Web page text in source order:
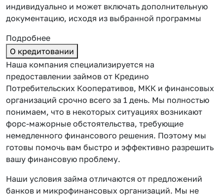
индивидуально и может включать дополнительную
документацию, исходя из выбранной программы
Подробнее
О кредитовании
Наша компания специализируется на
предоставлении займов от Кредино
Потребительских Кооперативов, МКК и финансовых
организаций срочно всего за 1 день. Мы полностью
понимаем, что в некоторых ситуациях возникают
форс-мажорные обстоятельства, требующие
немедленного финансового решения. Поэтому мы
готовы помочь вам быстро и эффективно разрешить
вашу финансовую проблему.
Наши условия займа отличаются от предложений
банков и микрофинансовых организаций. Мы не